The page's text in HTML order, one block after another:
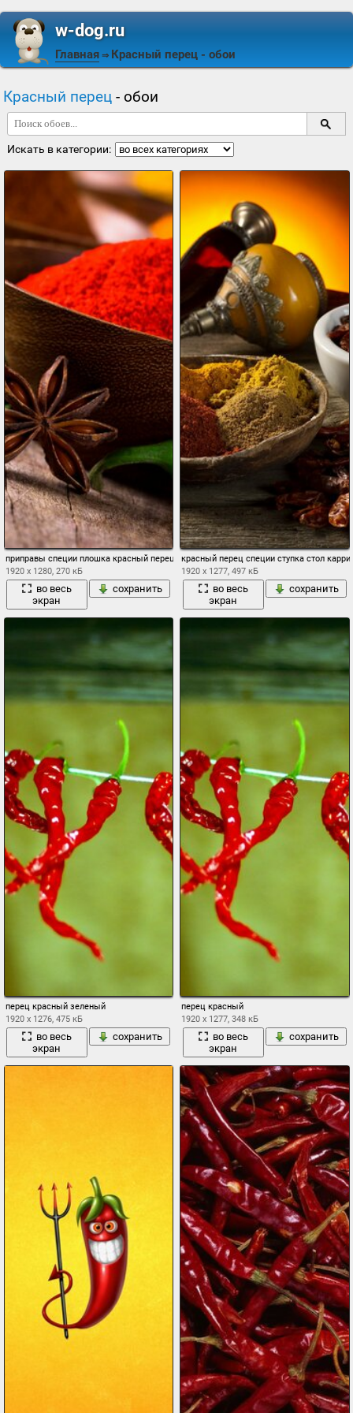
w-dog.ru
Главная ⇒ Красный перец - обои
Красный перец - обои
Искать в категории:
приправы специи плошка красный перец бадьян стол стручок
1920 x 1280, 270 кБ
во весь
экран
сохранить
красный перец специи ступка стол
1920 x 1277, 497 кБ
во весь
экран
сохранить
перец красный зеленый
1920 x 1276, 475 кБ
во весь
экран
сохранить
перец красный
1920 x 1277, 348 кБ
во весь
экран
сохранить